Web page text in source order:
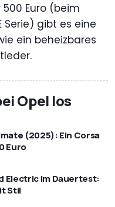
Euro (beim
Serie) gibt es eine
ein beheizbares
Opel los
(2025): Ein Corsa
Euro
Electric im Dauertest:
Stil